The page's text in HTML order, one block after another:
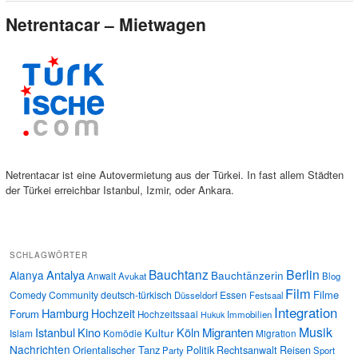
Netrentacar – Mietwagen
Netrentacar ist eine Autovermietung aus der Türkei. In fast allem Städten
der Türkei erreichbar Istanbul, Izmir, oder Ankara.
SCHLAGWÖRTER
Alanya AntalyaAnwaltAvukat Bauchtanz Bauchtänzerin Berlin Blog
ComedyCommunitydeutsch-türkisch Düsseldorf Essen Festsaal Film Filme
Forum Hamburg Hochzeit Hochzeitssaal Hukuk Immobilien Integration
Islam IstanbulKino Komödie Kultur Köln MigrantenMigration Musik
Nachrichten Orientalischer Tanz Party Politik Rechtsanwalt ReisenSport